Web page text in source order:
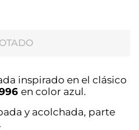
inspirado en el clásico
en color azul.
y acolchada, parte